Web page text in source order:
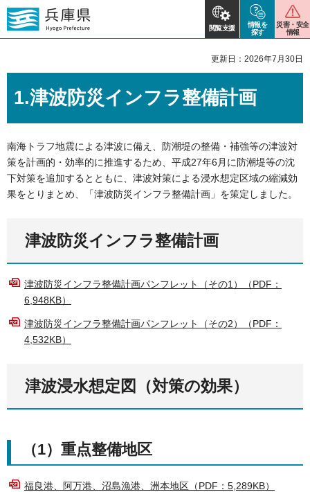
閲覧支援
情報を
探す
災害・安全
情報
更新日：2026年7月30日
1.津波防災インフラ整備計画
南海トラフ地震による津波に備え、防潮堤の整備・補強等の津波対
策を計画的・効率的に推進するため、平成27年6月に防潮堤等の沈
下対策を追加するとともに、津波対策による浸水想定区域の縮減効
果をとりまとめ、「津波防災インフラ整備計画」を策定しました。
津波防災インフラ整備計画
津波防災インフラ整備計画パンフレット（その1）（PDF：
6,948KB）
津波防災インフラ整備計画パンフレット（その2）（PDF：
4,532KB）
津波浸水想定図（対策の効果）
（1）重点整備地区
福良港、阿万港、沼島漁港、洲本地区（PDF：5,289KB）